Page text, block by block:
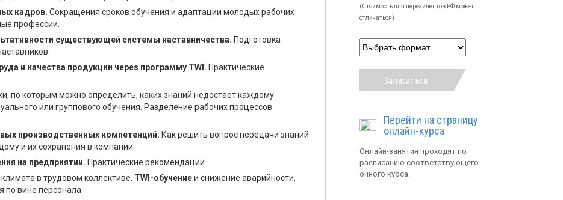
кадров. Сокращения сроков обучения и адаптации молодых рабочих
профессии.
существующей системы наставничества. Подготовка
и качества продукции через программу TWI. Практические
по которым можно определить, каких знаний недостает каждому
или группового обучения. Разделение рабочих процессов
производственных компетенций. Как решить вопрос передачи знаний
и их сохранения в компании.
на предприятии. Практические рекомендации.
в трудовом коллективе. TWI-обучениеи снижение аварийности,
по вине персонала.
(Стоимость для нерезидентов РФ может
отличаться)
Записаться
Перейти на страницу
онлайн-курса
Онлайн-занятия проходят по
расписанию соответствующего
очного курса.